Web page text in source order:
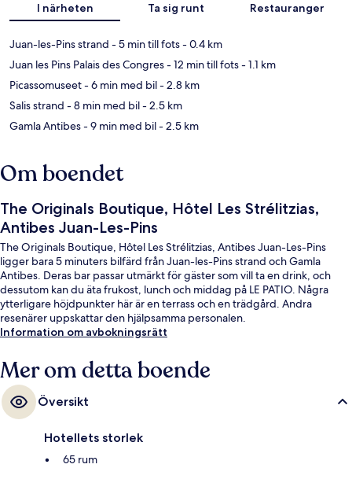
I närheten Ta sig runt Restauranger
Juan-les-Pins strand - 5 min till fots- 0.4 km
Juan les Pins Palais des Congres- 12 min till fots- 1.1 km
Picassomuseet- 6 min med bil- 2.8 km
Salis strand - 8 min med bil- 2.5 km
Gamla Antibes- 9 min med bil- 2.5 km
Om boendet
The Originals Boutique, Hôtel Les Strélitzias,
Antibes Juan-Les-Pins
The Originals Boutique, Hôtel Les Strélitzias, Antibes Juan-Les-Pins
ligger bara 5 minuters bilfärd från Juan-les-Pins strand och Gamla
Antibes. Deras bar passar utmärkt för gäster som vill ta en drink, och
dessutom kan du äta frukost, lunch och middag på LE PATIO. Några
ytterligare höjdpunkter här är en terrass och en trädgård. Andra
resenärer uppskattar den hjälpsamma personalen.
Information om avbokningsrätt
Mer om detta boende
Översikt
Hotellets storlek
65 rum